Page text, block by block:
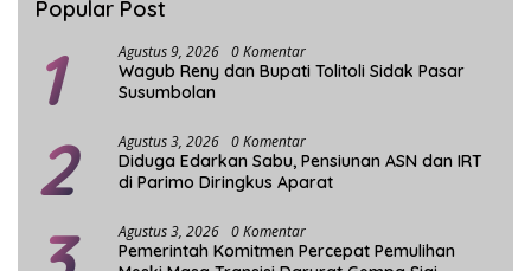
Popular Post
1 Agustus 9, 2026 0 Komentar
Wagub Reny dan Bupati Tolitoli Sidak Pasar
Susumbolan
2 Agustus 3, 2026 0 Komentar
Diduga Edarkan Sabu, Pensiunan ASN dan IRT
di Parimo Diringkus Aparat
Agustus 3, 2026 0 Komentar
Pemerintah Komitmen Percepat Pemulihan